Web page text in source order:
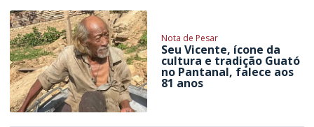
Nota de Pesar
Seu Vicente, ícone da
cultura e tradição Guató
no Pantanal, falece aos
81 anos